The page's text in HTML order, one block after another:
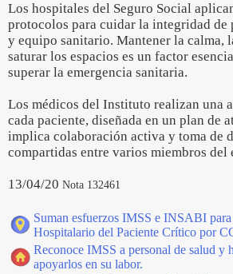
Los hospitales del Seguro Social
protocolos para cuidar la integridad de
y equipo sanitario. Mantener la calma,
saturar los espacios es un factor
superar la emergencia sanitaria.
Los médicos del Instituto realizan una
cada paciente, diseñada en un plan de
implica colaboración activa y toma de
compartidas entre varios miembros del
13/04/20 Nota 132461
Suman esfuerzos IMSS e INSABI
Hospitalario del Paciente Crítico por
Reconoce IMSS a personal de salud y
apoyarlos en su labor.